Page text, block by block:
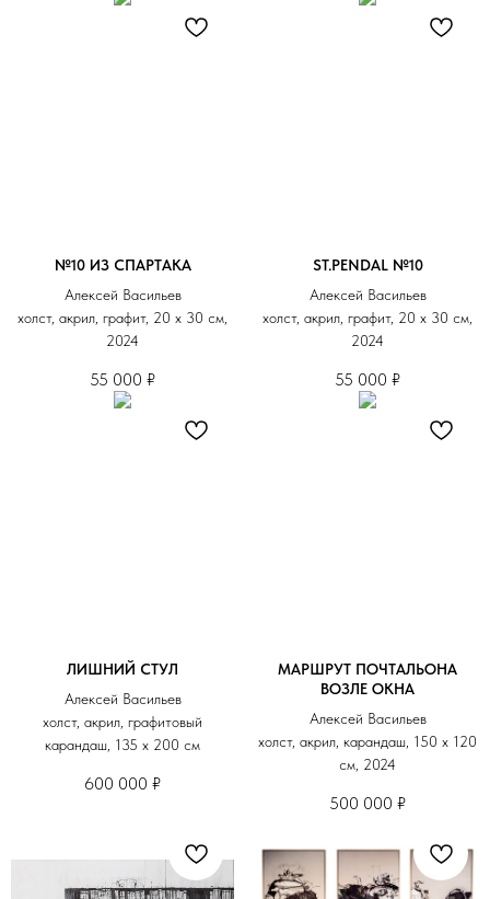
№10 ИЗ СПАРТАКА
Алексей Васильев
холст, акрил, графит, 20 х 30 см,
2024
55 000 ₽
ST.PENDAL №10
Алексей Васильев
холст, акрил, графит, 20 х 30 см,
2024
55 000 ₽
ЛИШНИЙ СТУЛ
Алексей Васильев
холст, акрил, графитовый
карандаш, 135 х 200 см
600 000 ₽
МАРШРУТ ПОЧТАЛЬОНА
ВОЗЛЕ ОКНА
Алексей Васильев
холст, акрил, карандаш, 150 х 120
см, 2024
500 000 ₽